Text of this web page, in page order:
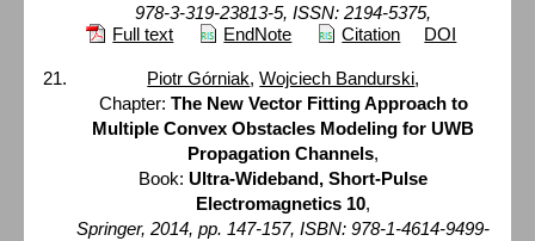
978-3-319-23813-5, ISSN: 2194-5375,
Full text
EndNote Citation DOI
Piotr Górniak,Wojciech Bandurski,
Chapter: The New Vector Fitting Approach to
Multiple Convex Obstacles Modeling for UWB
Propagation Channels,
Book:Ultra-Wideband, Short-Pulse
Electromagnetics 10,
Springer, 2014, pp. 147-157, ISBN: 978-1-4614-9499-